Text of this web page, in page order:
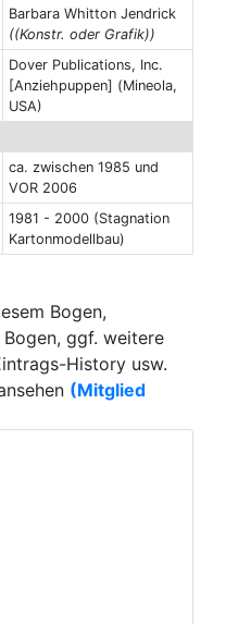
Barbara Whitton Jendrick
((Konstr. oder Grafik))
Dover Publications, Inc.
[Anziehpuppen] (Mineola,
USA)
ca. zwischen 1985 und
VOR 2006
1981 - 2000 (Stagnation
Kartonmodellbau)
Bogen,
ggf. weitere
History usw.
(Mitglied